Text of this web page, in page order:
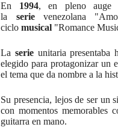
En 1994, en pleno
la serievenezolana
ciclomusical "Romance
La serieunitaria presentaba
elegido para protagonizar un
el tema que da nombre a la
Su presencia, lejos de ser un
con momentos memorables
guitarra en mano.